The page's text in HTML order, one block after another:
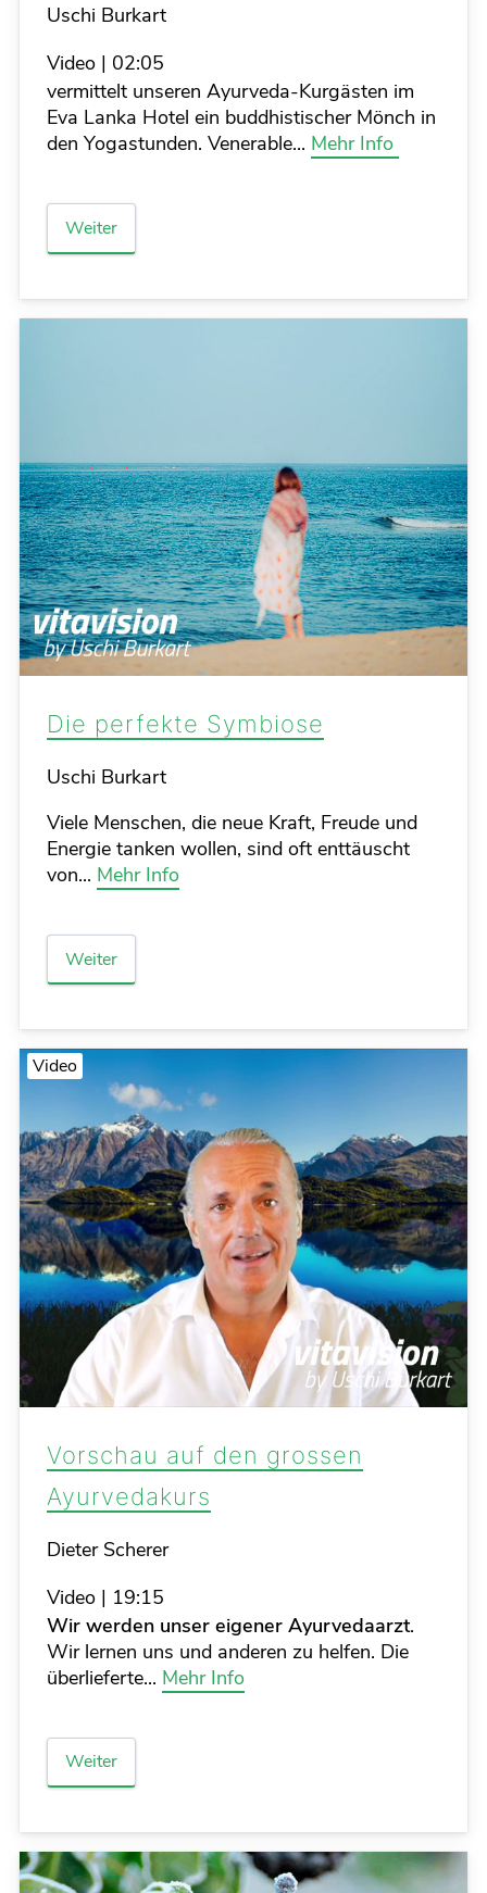
Details
Uschi Burkart
Video | 02:05
vermittelt unseren Ayurveda-Kurgästen im
Eva Lanka Hotel ein buddhistischer Mönch in
den Yogastunden. Venerable... Mehr Info
Weiter
Die perfekte Symbiose
Details
Uschi Burkart
Viele Menschen, die neue Kraft, Freude und
Energie tanken wollen, sind oft enttäuscht
von... Mehr Info
Weiter
Video
Vorschau auf den grossen
Ayurvedakurs
Details
Dieter Scherer
Video | 19:15
Wir werden unser eigener Ayurvedaarzt.
Wir lernen uns und anderen zu helfen. Die
überlieferte... Mehr Info
Weiter